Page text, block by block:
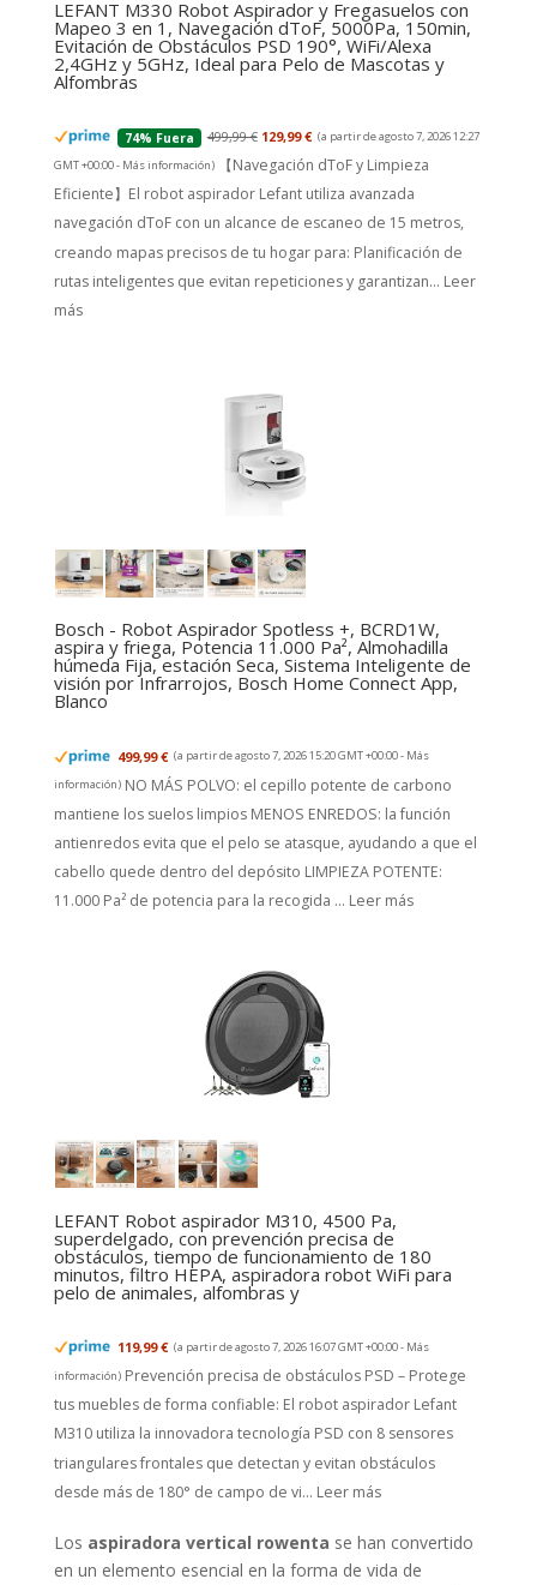
LEFANT M330 Robot Aspirador y Fregasuelos con
Mapeo 3 en 1, Navegación dToF, 5000Pa, 150min,
Evitación de Obstáculos PSD 190°, WiFi/Alexa
2,4GHz y 5GHz, Ideal para Pelo de Mascotas y
Alfombras
74% Fuera 499,99 € 129,99 € (a partir de agosto 7, 2026 12:27
GMT +00:00 - Más información)
【Navegación dToF y Limpieza
Eficiente】El robot aspirador Lefant utiliza avanzada
navegación dToF con un alcance de escaneo de 15 metros,
creando mapas precisos de tu hogar para: Planificación de
rutas inteligentes que evitan repeticiones y garantizan... Leer
más
Bosch - Robot Aspirador Spotless +, BCRD1W,
aspira y friega, Potencia 11.000 Pa², Almohadilla
húmeda Fija, estación Seca, Sistema Inteligente de
visión por Infrarrojos, Bosch Home Connect App,
Blanco
499,99 € (a partir de agosto 7, 2026 15:20 GMT +00:00 - Más
información) NO MÁS POLVO: el cepillo potente de carbono
mantiene los suelos limpios MENOS ENREDOS: la función
antienredos evita que el pelo se atasque, ayudando a que el
cabello quede dentro del depósito LIMPIEZA POTENTE:
11.000 Pa² de potencia para la recogida ... Leer más
LEFANT Robot aspirador M310, 4500 Pa,
superdelgado, con prevención precisa de
obstáculos, tiempo de funcionamiento de 180
minutos, filtro HEPA, aspiradora robot WiFi para
pelo de animales, alfombras y
119,99 € (a partir de agosto 7, 2026 16:07 GMT +00:00 - Más
información) Prevención precisa de obstáculos PSD – Protege
tus muebles de forma confiable: El robot aspirador Lefant
M310 utiliza la innovadora tecnología PSD con 8 sensores
triangulares frontales que detectan y evitan obstáculos
desde más de 180° de campo de vi... Leer más
Los aspiradora vertical rowenta se han convertido
en un elemento esencial en la forma de vida de